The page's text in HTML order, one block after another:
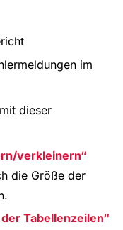
im
dieser
verkleinern
die Größe der
Tabellenzeilen